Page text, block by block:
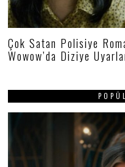
Çok Satan Polisiye
Wowow’da Diziye